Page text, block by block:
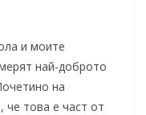
и моите
най-доброто
на
че това е част от